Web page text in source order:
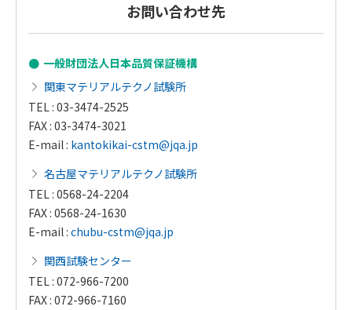
お問い合わせ先
一般財団法人日本品質保証機構
関東マテリアルテクノ試験所
TEL : 03-3474-2525
FAX : 03-3474-3021
E-mail : kantokikai-cstm@jqa.jp
名古屋マテリアルテクノ試験所
TEL : 0568-24-2204
FAX : 0568-24-1630
E-mail : chubu-cstm@jqa.jp
関西試験センター
TEL : 072-966-7200
FAX : 072-966-7160